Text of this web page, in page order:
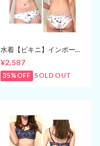
水着【ビキニ】インポート
ビキニ S〜Mサイズ(7号,9
号)
¥2,587
35%OFF SOLD OUT